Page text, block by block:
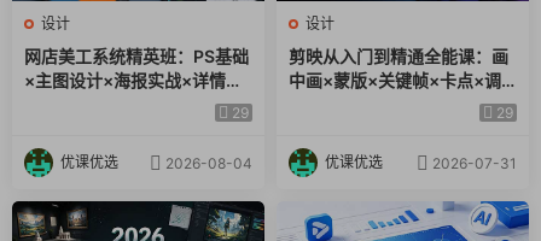
31.剪辑基础-18文本配音的方法.mov
32.剪辑基础-19封面的制作.mov
33.剪辑基础-20AI特效之灵魂画手.mov
34.剪辑室例实操-21四分屏之春夏秋冬.mov
36.剪辑案例实操-23蒙版之变换天空.mov
38.剪辑案例实操-25抠像之回忆氛围感mov
设计
网店美工系统精英班：PS基础
×主图设计×海报实战×详情页
×首页装修×产品修图×视频剪29
优课优选 2026-08-04
设计
剪映从入门到精通全能课：画
中画×蒙版×关键帧×卡点×调
色×抠像，一站式掌握剪辑核29
优课优选 2026-07-31